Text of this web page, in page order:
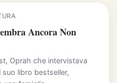
Ancora Non
Oprah che intervistava
libro bestseller,